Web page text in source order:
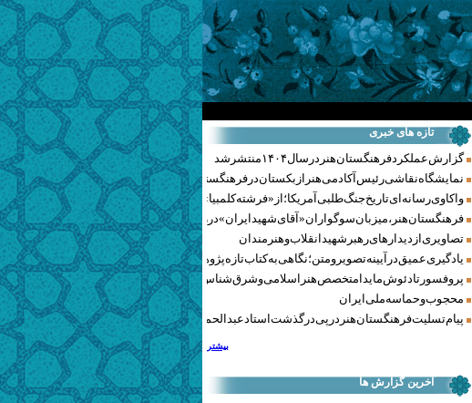
تازه های خبری
گزارش عملکرد فرهنگستان هنر در سال ۱۴۰۴ منتشر شد
نمایشگاه نقاشی رئیس آکادمی هنر ازبکستان در فرهنگستان هنر
واکاوی رسانه‌ای تاریخ جنگ‌طلبی آمریکا؛ از «فرشته کلمبیا» تا پنتاگونیسم هالیوود
فرهنگستان هنر، میزبان سوگواران «آقای شهید ایران» در روزهای وداع شد+ گزارش تصویری
تصاویری از دیدارهای رهبر شهید انقلاب و هنرمندان
یادگیری عمیق در آیینه تصویر و متن؛ نگاهی به کتاب تازه پژوهشکده هنر
پروفسور تادئوش مایدا متخصص هنر اسلامی و شرق‌شناس لهستانی درگذشت
محجوب و حماسه ملی ایران
پیام تسلیت فرهنگستان هنر در پی درگذشت استاد عبدالحمید نقره‌کار
بیشتر
آخرین گزارش ها